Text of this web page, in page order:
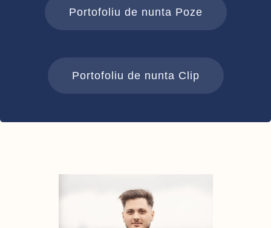
Portofoliu de nunta Poze
Portofoliu de nunta Clip